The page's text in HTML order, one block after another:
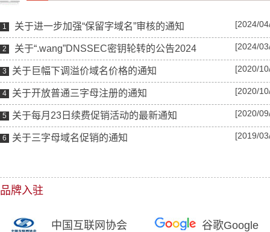
[2024/
1 关于进一步加强“保留字域名”审核的通知
[2024/
2 关于“.wang”DNSSEC密钥轮转的公告2024
[2020/
3 关于巨幅下调溢价域名价格的通知
[2020/
4 关于开放普通三字母注册的通知
[2020/
5 关于每月23日续费促销活动的最新通知
[2019/
6 关于三字母域名促销的通知
品牌入驻
中国互联网协会 谷歌Google